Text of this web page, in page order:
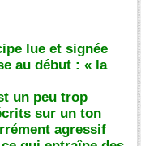
lue et signée
au début : « la
un peu trop
sur un ton
agressif